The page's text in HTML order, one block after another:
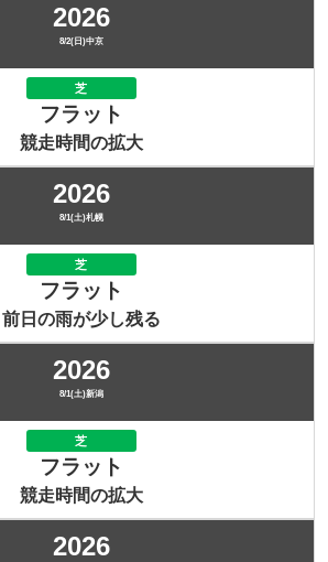
2026
8/2(日)中京
芝
フラット
競走時間の拡大
2026
8/1(土)札幌
芝
フラット
前日の雨が少し残る
2026
8/1(土)新潟
芝
フラット
競走時間の拡大
2026